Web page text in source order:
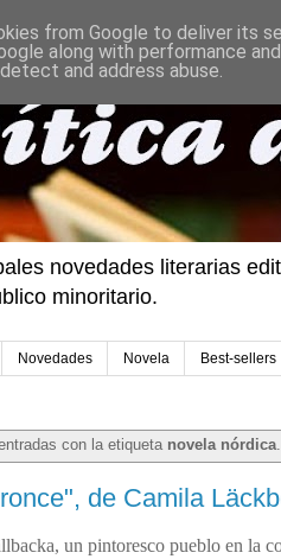
novedades literarias
minoritario.
Novedades Novela Best-sellers
con la etiqueta novela nórdica.
de Camila
un pintoresco pueblo en la
from Google to deliver its
along with performance
and address abuse.